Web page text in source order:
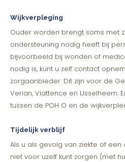
Wijkverpleging
Ouder worden brengt soms met
ondersteuning nodig heeft bij
bijvoorbeeld bij wonden of
nodig is, kunt u zelf contact
zorgaanbieder. Dit zijn voor de
Verian, Viattence en IJsselheem.
tussen de POH O en de
Tijdelijk verblijf
Als u als gevolg van ziekte of
niet voor uzelf kunt zorgen (met